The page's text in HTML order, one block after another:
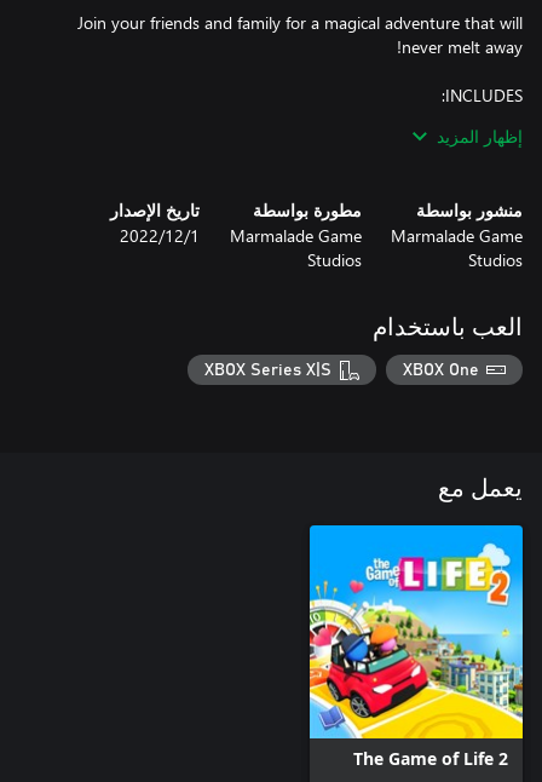
Join your friends and family for a magical adventure that will
- CRAFT YOUR STORY – Snuggle into a wholesome life of ice
your collection today!
إظهار المزيد
منشور بواسطة
Marmalade Game
Studios
مطورة بواسطة
Marmalade Game
Studios
تاريخ الإصدار
1‏/12‏/2022
العب باستخدام
XBOX One
XBOX Series X|S
يعمل مع
The Game of Life 2